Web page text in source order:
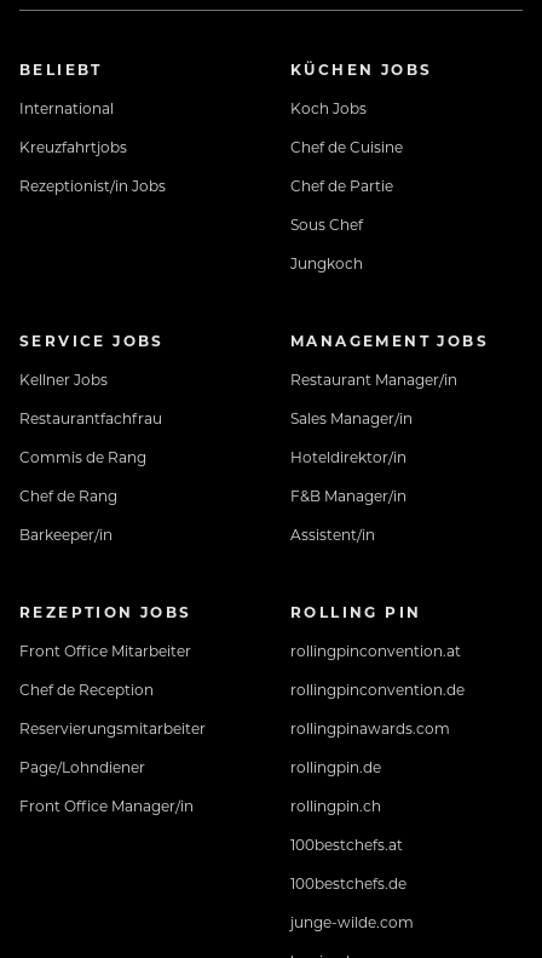
BELIEBT
International
Kreuzfahrtjobs
Rezeptionist/in Jobs
KÜCHEN JOBS
Koch Jobs
Chef de Cuisine
Chef de Partie
Sous Chef
Jungkoch
SERVICE JOBS
Kellner Jobs
Restaurantfachfrau
Commis de Rang
Chef de Rang
Barkeeper/in
MANAGEMENT JOBS
Restaurant Manager/in
Sales Manager/in
Hoteldirektor/in
F&B Manager/in
Assistent/in
REZEPTION JOBS
Front Office Mitarbeiter
Chef de Reception
Reservierungsmitarbeiter
Page/Lohndiener
Front Office Manager/in
ROLLING PIN
rollingpinconvention.at
rollingpinconvention.de
rollingpinawards.com
rollingpin.de
rollingpin.ch
100bestchefs.at
100bestchefs.de
junge-wilde.com